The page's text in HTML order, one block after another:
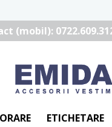
(mobil):
ETICHETARE